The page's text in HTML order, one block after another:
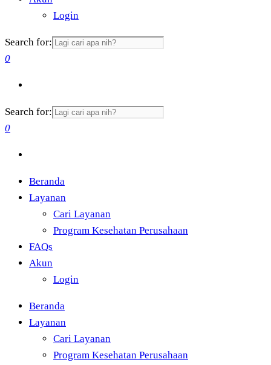
Login
Search for:
0
Search for:
0
Beranda
Layanan
Cari Layanan
Program Kesehatan Perusahaan
FAQs
Akun
Login
Beranda
Layanan
Cari Layanan
Program Kesehatan Perusahaan